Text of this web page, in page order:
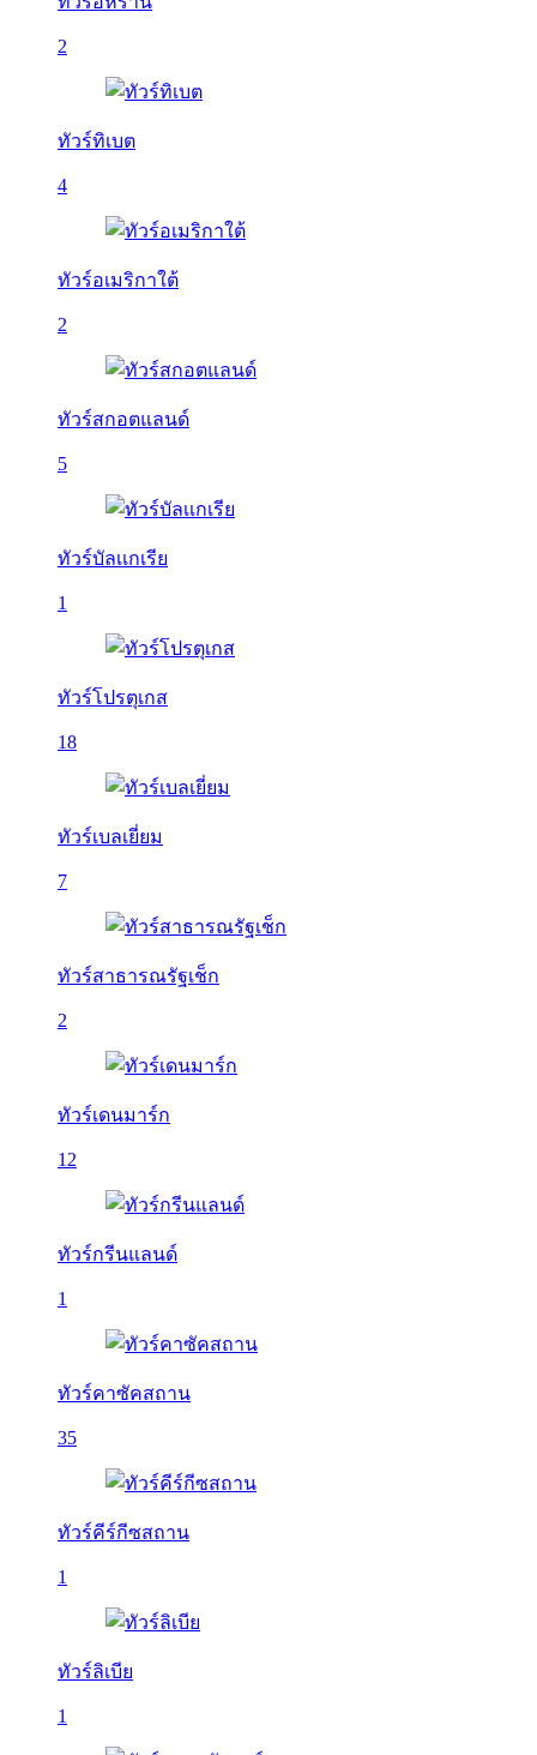
2
ทัวร์ทิเบต
4
ทัวร์อเมริกาใต้
2
ทัวร์สกอตแลนด์
5
ทัวร์บัลเเกเรีย
1
ทัวร์โปรตุเกส
18
ทัวร์เบลเยี่ยม
7
ทัวร์สาธารณรัฐเช็ก
2
ทัวร์เดนมาร์ก
12
ทัวร์กรีนแลนด์
1
ทัวร์คาซัคสถาน
35
ทัวร์คีร์กีซสถาน
1
ทัวร์ลิเบีย
1